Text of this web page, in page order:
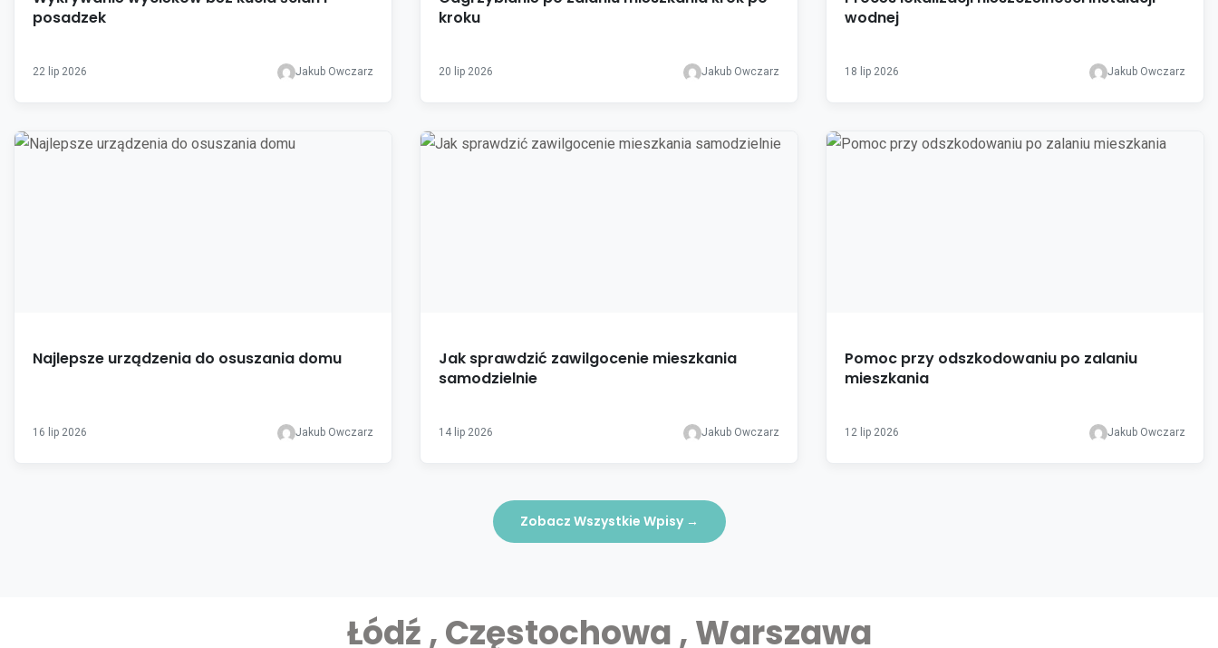
posadzek
22 lip 2026 Jakub Owczarz
kroku
20 lip 2026 Jakub Owczarz
wodnej
18 lip 2026 Jakub Owczarz
Najlepsze urządzenia do osuszania domu
16 lip 2026 Jakub Owczarz
Jak sprawdzić zawilgocenie mieszkania
samodzielnie
14 lip 2026 Jakub Owczarz
Pomoc przy odszkodowaniu po zalaniu
mieszkania
12 lip 2026 Jakub Owczarz
Zobacz Wszystkie Wpisy →
Łódź , Częstochowa , Warszawa